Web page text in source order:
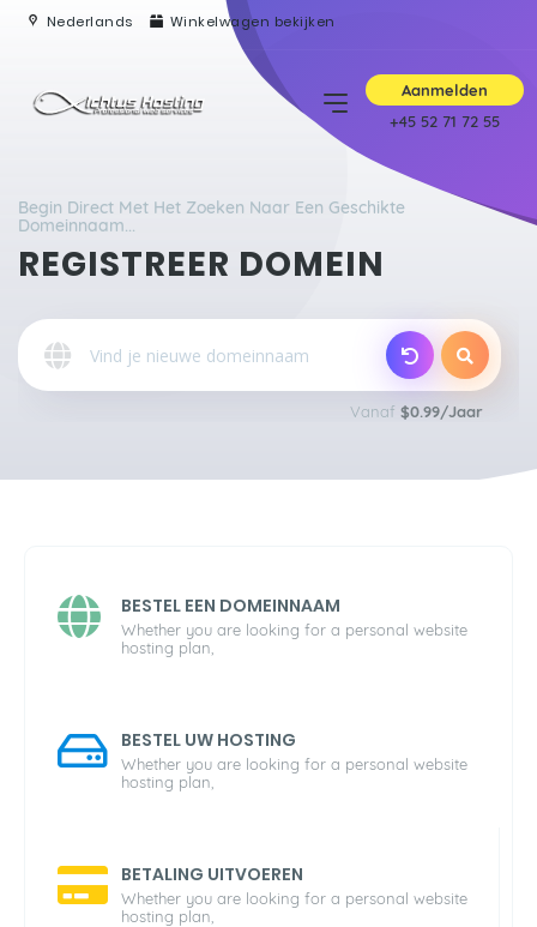
Nederlands Winkelwagen bekijken
Aanmelden
+45 52 71 72 55
Begin Direct Met Het Zoeken Naar Een Geschikte
Domeinnaam...
REGISTREER DOMEIN
Vanaf $0.99/Jaar
BESTEL EEN DOMEINNAAM
Whether you are looking for a personal website
hosting plan,
BESTEL UW HOSTING
Whether you are looking for a personal website
hosting plan,
BETALING UITVOEREN
Whether you are looking for a personal website
hosting plan,